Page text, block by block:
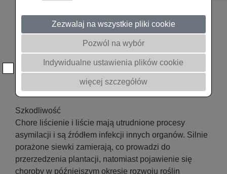
Zezwalaj na wszystkie pliki cookie
Pozwól na wybór
Indywidualne ustawienia plików cookie
więcej szczegółów
stopniowo żółkną i zamierają.
Liście – na górnej stronie blaszki liściowej żółte
plamy z brunatną, nieregularną obwódką; na dolnej
stronie w tym samym miejscu delikatny, szarobiały
nalot struktur patogena; porażone liście, podobnie jak
liścienie, żółkną oraz zamierają.
Z – zaprawianie nasion
​Szkodliwość
Chore liścienie i liście mają utrudnione procesy
asymilacji i są źródłem infekcji innych organów. Silnie
porażone siewki zamierają, co prowadzi do
przerzedzenia plantacji, natomiast pojawienie się
choroby w późniejszym okresie rozwoju roślin